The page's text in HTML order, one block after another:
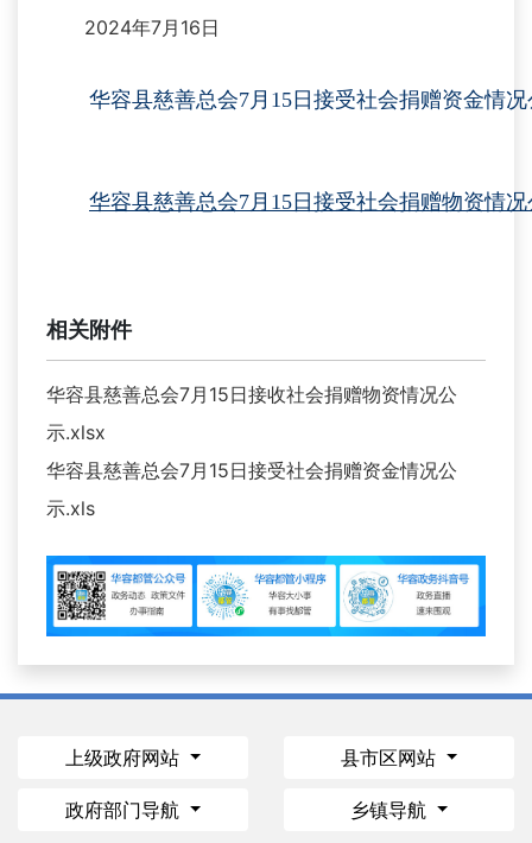
2024年7月16日
华容县慈善总会7月15日接受社会捐赠资金情
华容县慈善总会7月15日接受社会捐赠物资情
相关附件
华容县慈善总会7月15日接收社会捐赠物资情况公
示.xlsx
华容县慈善总会7月15日接受社会捐赠资金情况公
示.xls
上级政府网站 县市区网站
政府部门导航 乡镇导航